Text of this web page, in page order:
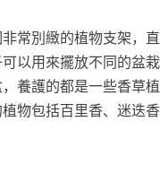
常別緻的植物支架，
以用來擺放不同的盆
養護的都是一些香草
物包括百里香、迷迭